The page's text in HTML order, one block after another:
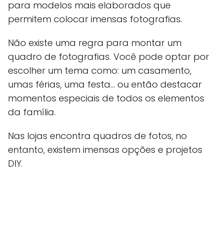
para modelos mais elaborados que
permitem colocar imensas fotografias.
Não existe uma regra para montar um
quadro de fotografias. Você pode optar por
escolher um tema como: um casamento,
umas férias, uma festa… ou então destacar
momentos especiais de todos os elementos
da família.
Nas lojas encontra quadros de fotos, no
entanto, existem imensas opções e projetos
DIY.